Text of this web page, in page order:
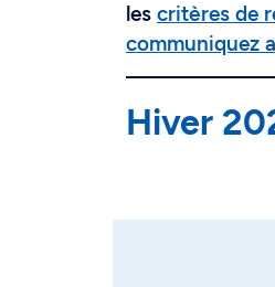
les critères de
communiquez
Hiver